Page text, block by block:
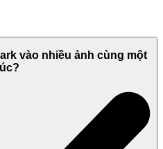
vào nhiều ảnh cùng một
lúc?